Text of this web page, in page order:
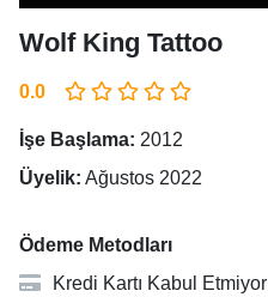
Wolf King Tattoo
0.0
İşe Başlama: 2012
Üyelik: Ağustos 2022
Ödeme Metodları
Kredi Kartı Kabul Etmiyor